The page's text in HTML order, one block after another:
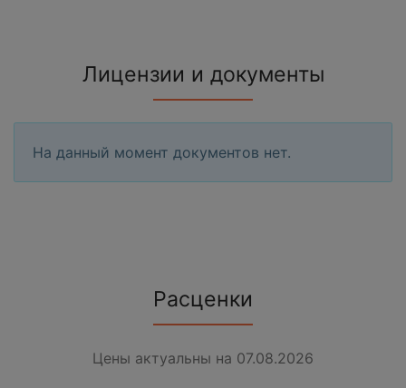
Лицензии и документы
На данный момент документов нет.
Расценки
Цены актуальны на 07.08.2026